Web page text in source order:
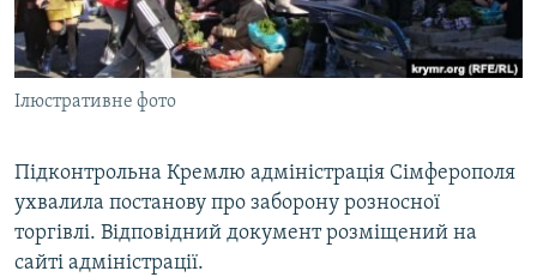
ВІДЕОУРОКИ «ELIFBE»
СВІДЧЕННЯ ОКУПАЦІЇ
УКРАЇНСЬКА ПРОБЛЕМА КРИМУ
Русский
Qırımtatar
Усі сайти RFE/RL
Ілюстративне фото
Підконтрольна Кремлю адміністрація Сімферополя
ухвалила постанову про заборону розносної
торгівлі. Відповідний документ розміщений на
сайті адміністрації.